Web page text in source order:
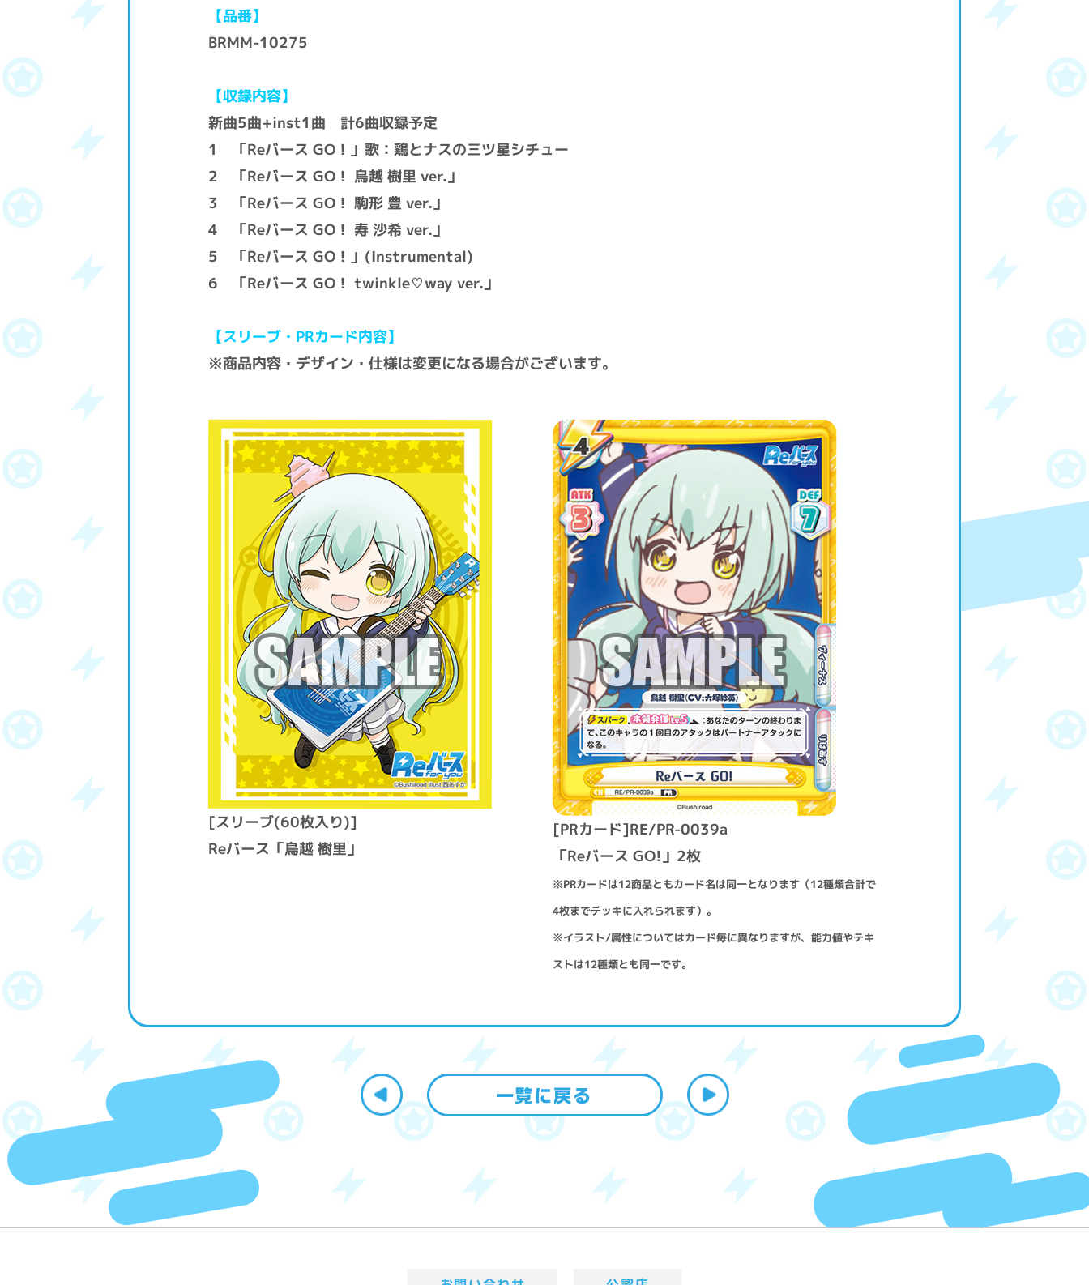
【品番】
BRMM-10275
【収録内容】
新曲5曲+inst1曲 計6曲収録予定
1 「Reバース GO！」歌：鶏とナスの三ツ星シチュー
2 「Reバース GO！ 鳥越 樹里 ver.」
3 「Reバース GO！ 駒形 豊 ver.」
4 「Reバース GO！ 寿 沙希 ver.」
5 「Reバース GO！」(Instrumental)
6 「Reバース GO！ twinkle♡way ver.」
【スリーブ・PRカード内容】
※商品内容・デザイン・仕様は変更になる場合がございます。
[スリーブ(60枚入り)]
Reバース「鳥越 樹里」
[PRカード]RE/PR-0039a
「Reバース GO!」2枚
※PRカードは12商品ともカード名は同一となります（12種類合計で
4枚までデッキに入れられます）。
※イラスト/属性についてはカード毎に異なりますが、能力値やテキ
ストは12種類とも同一です。